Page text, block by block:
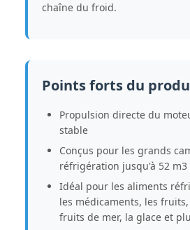
chaîne du froid.
Points forts du
Propulsion directe du
stable
Conçus pour les grands
réfrigération jusqu'à 52 m3
Idéal pour les aliments
les médicaments, les
fruits de mer, la glace et